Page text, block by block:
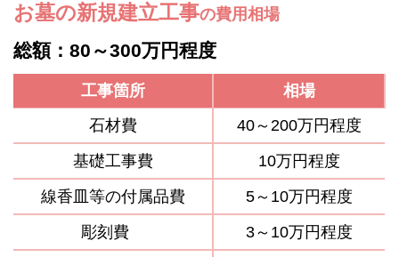
お墓の新規建立工事の費用相場
総額：80～300万円程度
工事箇所
相場
石材費
40～200万円程度
基礎工事費
10万円程度
線香皿等の付属品費
5～10万円程度
彫刻費
3～10万円程度